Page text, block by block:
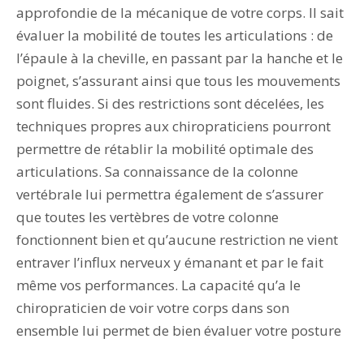
approfondie de la mécanique de votre corps. Il sait
évaluer la mobilité de toutes les articulations : de
l’épaule à la cheville, en passant par la hanche et le
poignet, s’assurant ainsi que tous les mouvements
sont fluides. Si des restrictions sont décelées, les
techniques propres aux chiropraticiens pourront
permettre de rétablir la mobilité optimale des
articulations. Sa connaissance de la colonne
vertébrale lui permettra également de s’assurer
que toutes les vertèbres de votre colonne
fonctionnent bien et qu’aucune restriction ne vient
entraver l’influx nerveux y émanant et par le fait
même vos performances. La capacité qu’a le
chiropraticien de voir votre corps dans son
ensemble lui permet de bien évaluer votre posture